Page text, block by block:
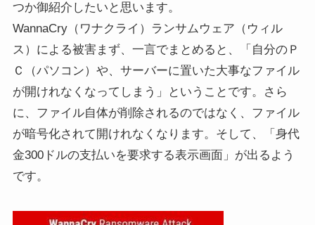
つか御紹介したいと思います。
WannaCry（ワナクライ）ランサムウェア（ウィル
ス）による被害まず、一言でまとめると、「自分のＰ
Ｃ（パソコン）や、サーバーに置いた大事なファイル
が開けれなくなってしまう」ということです。さら
に、ファイル自体が削除されるのではなく、ファイル
が暗号化されて開けれなくなります。そして、「身代
金300ドルの支払いを要求する表示画面」が出るよう
です。